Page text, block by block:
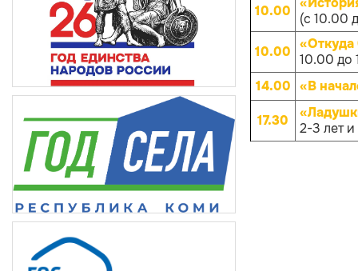
10.00
(с 10.00
10.00 10.00 до
14.00 «В
17.30
2-3 лет